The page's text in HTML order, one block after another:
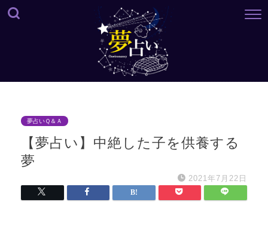
夢占いＱ＆Ａ
【夢占い】中絶した子を供養する
夢
2021年7月22日